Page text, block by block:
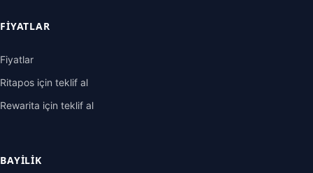
FIYATLAR
Fiyatlar
Ritapos için teklif al
Rewarita için teklif al
BAYILIK